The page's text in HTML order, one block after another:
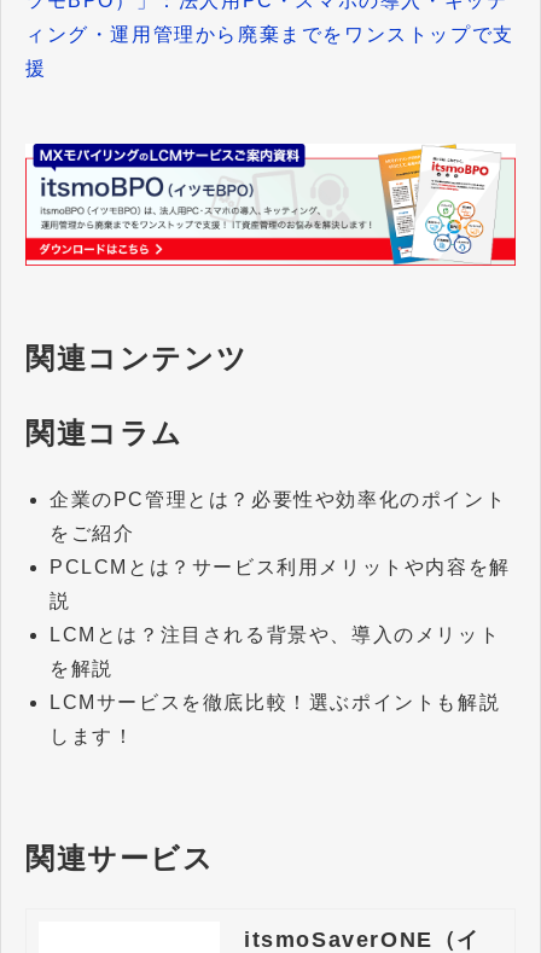
ィング・運用管理から廃棄までをワンストップで支
援
関連コンテンツ
関連コラム
企業のPC管理とは？必要性や効率化のポイント
をご紹介
PCLCMとは？サービス利用メリットや内容を解
説
LCMとは？注目される背景や、導入のメリット
を解説
LCMサービスを徹底比較！選ぶポイントも解説
します！
関連サービス
itsmoSaverONE（イ